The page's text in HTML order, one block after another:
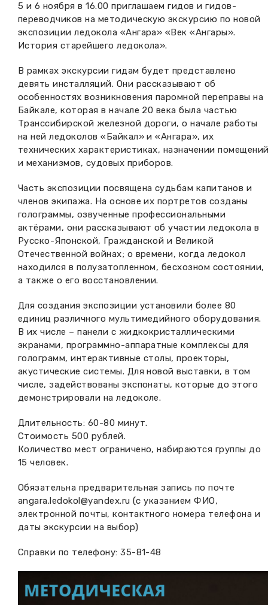
Вакансии музея
Независимая оценка
Проекты и программы
Научные издания
Новости
Прейскурант
Фонды и коллекции
Партнеры
Дирекция
Ледокол Ангара
Музей В.Г. Распутина
КПЦ им. свт. Иннокентия (Вениаминова)
Научно-фондовый отдел
Мемориальный дом А.М. Тюрюмина
Музеи региона
Повышение квалификации
Передвижные выставки
Отчетность
Профессиональные мероприятия
5 и 6 ноября в 16.00 приглашаем гидов и гидов-
переводчиков на методическую экскурсию по новой
экспозиции ледокола «Ангара» «Век «Ангары».
История старейшего ледокола».
В рамках экскурсии гидам будет представлено
девять инсталляций. Они рассказывают об
особенностях возникновения паромной переправы на
Байкале, которая в начале 20 века была частью
Транссибирской железной дороги, о начале работы
на ней ледоколов «Байкал» и «Ангара», их
технических характеристиках, назначении
и механизмов, судовых приборов.
Часть экспозиции посвящена судьбам капитанов и
членов экипажа. На основе их портретов созданы
голограммы, озвученные профессиональными
актёрами, они рассказывают об участии ледокола в
Русско-Японской, Гражданской и Великой
Отечественной войнах; о времени, когда ледокол
находился в полузатопленном, бесхозном состоянии,
а также о его восстановлении.
Для создания экспозиции установили более 80
единиц различного мультимедийного оборудования.
В их числе – панели с жидкокристаллическими
экранами, программно-аппаратные комплексы для
голограмм, интерактивные столы, проекторы,
акустические системы. Для новой выставки, в том
числе, задействованы экспонаты, которые до этого
демонстрировали на ледоколе.
Длительность: 60-80 минут.
Стоимость 500 рублей.
Количество мест ограничено, набираются группы до
15 человек.
Обязательна предварительная запись по почте
angara.ledokol@yandex.ru (с указанием ФИО,
электронной почты, контактного номера телефона и
даты экскурсии на выбор)
Справки по телефону: 35-81-48